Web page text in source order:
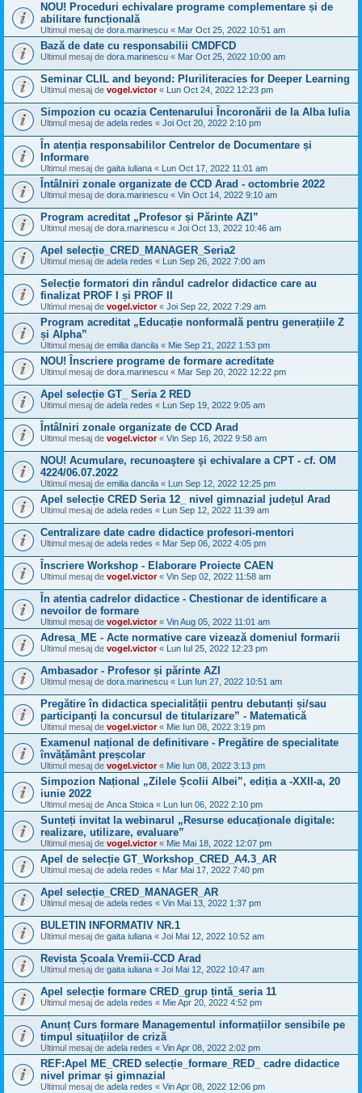
NOU! Proceduri echivalare programe complementare și de
abilitare funcțională
Ultimul mesaj de dora.marinescu « Mar Oct 25, 2022 10:51 am
Bază de date cu responsabilii CMDFCD
Ultimul mesaj de dora.marinescu « Mar Oct 25, 2022 10:00 am
Seminar CLIL and beyond: Pluriliteracies for Deeper Learning
Ultimul mesaj de vogel.victor« Lun Oct 24, 2022 12:23 pm
Simpozion cu ocazia Centenarului Încoronării de la Alba Iulia
Ultimul mesaj de adela redes « Joi Oct 20, 2022 2:10 pm
În atenția responsabililor Centrelor de Documentare și
Informare
Ultimul mesaj de gaita iuliana « Lun Oct 17, 2022 11:01 am
Întâlniri zonale organizate de CCD Arad - octombrie 2022
Ultimul mesaj de dora.marinescu « Vin Oct 14, 2022 9:10 am
Program acreditat „Profesor și Părinte AZI”
Ultimul mesaj de dora.marinescu « Joi Oct 13, 2022 10:46 am
Apel selecție_CRED_MANAGER_Seria2
Ultimul mesaj de adela redes « Lun Sep 26, 2022 7:00 am
Selecție formatori din rândul cadrelor didactice care au
finalizat PROF I și PROF II
Ultimul mesaj de vogel.victor« Joi Sep 22, 2022 7:29 am
Program acreditat „Educație nonformală pentru generațiile Z
și Alpha”
Ultimul mesaj de emilia dancila « Mie Sep 21, 2022 1:53 pm
NOU! Înscriere programe de formare acreditate
Ultimul mesaj de dora.marinescu « Mar Sep 20, 2022 12:22 pm
Apel selecție GT_ Seria 2 RED
Ultimul mesaj de adela redes « Lun Sep 19, 2022 9:05 am
Întâlniri zonale organizate de CCD Arad
Ultimul mesaj de vogel.victor« Vin Sep 16, 2022 9:58 am
NOU! Acumulare, recunoaştere şi echivalare a CPT - cf. OM
4224/06.07.2022
Ultimul mesaj de emilia dancila « Lun Sep 12, 2022 12:25 pm
Apel selecție CRED Seria 12_ nivel gimnazial județul Arad
Ultimul mesaj de adela redes « Lun Sep 12, 2022 11:39 am
Centralizare date cadre didactice profesori-mentori
Ultimul mesaj de adela redes « Mar Sep 06, 2022 4:05 pm
Înscriere Workshop - Elaborare Proiecte CAEN
Ultimul mesaj de vogel.victor« Vin Sep 02, 2022 11:58 am
În atentia cadrelor didactice - Chestionar de identificare a
nevoilor de formare
Ultimul mesaj de vogel.victor« Vin Aug 05, 2022 11:01 am
Adresa_ME - Acte normative care vizează domeniul formarii
Ultimul mesaj de vogel.victor« Lun Iul 25, 2022 12:23 pm
Ambasador - Profesor și părinte AZI
Ultimul mesaj de dora.marinescu « Lun Iun 27, 2022 10:51 am
Pregătire în didactica specialității pentru debutanți și/sau
participanți la concursul de titularizare” - Matematică
Ultimul mesaj de vogel.victor« Mie Iun 08, 2022 3:19 pm
Examenul național de definitivare - Pregătire de specialitate
învățământ preșcolar
Ultimul mesaj de vogel.victor« Mie Iun 08, 2022 3:13 pm
Simpozion Național „Zilele Școlii Albei”, ediția a -XXII-a, 20
iunie 2022
Ultimul mesaj de Anca Stoica « Lun Iun 06, 2022 2:10 pm
Sunteți invitat la webinarul „Resurse educaționale digitale:
realizare, utilizare, evaluare”
Ultimul mesaj de vogel.victor« Mie Mai 18, 2022 12:07 pm
Apel de selecție GT_Workshop_CRED_A4.3_AR
Ultimul mesaj de adela redes « Mar Mai 17, 2022 7:40 pm
Apel selecție_CRED_MANAGER_AR
Ultimul mesaj de adela redes « Vin Mai 13, 2022 1:37 pm
BULETIN INFORMATIV NR.1
Ultimul mesaj de gaita iuliana « Joi Mai 12, 2022 10:52 am
Revista Școala Vremii-CCD Arad
Ultimul mesaj de gaita iuliana « Joi Mai 12, 2022 10:47 am
Apel selecție formare CRED_grup țintă_seria 11
Ultimul mesaj de adela redes « Mie Apr 20, 2022 4:52 pm
Anunț Curs formare Managementul informațiilor sensibile pe
timpul situațiilor de criză
Ultimul mesaj de adela redes « Vin Apr 08, 2022 2:02 pm
REF:Apel ME_CRED selecție_formare_RED_ cadre didactice
nivel primar și gimnazial
Ultimul mesaj de adela redes « Vin Apr 08, 2022 12:06 pm